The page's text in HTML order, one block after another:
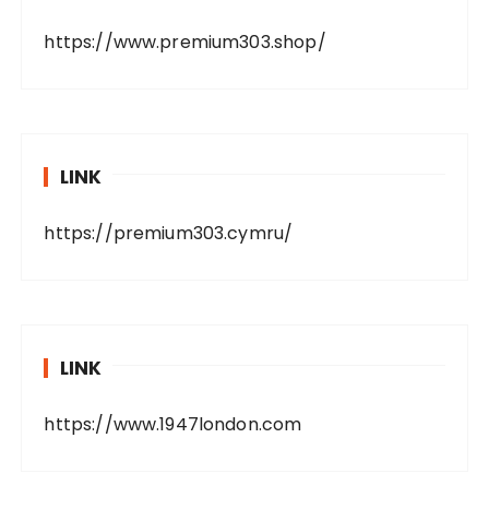
https://www.premium303.shop/
LINK
https://premium303.cymru/
LINK
https://www.1947london.com